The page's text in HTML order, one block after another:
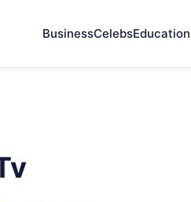
BusinessCelebsEducation